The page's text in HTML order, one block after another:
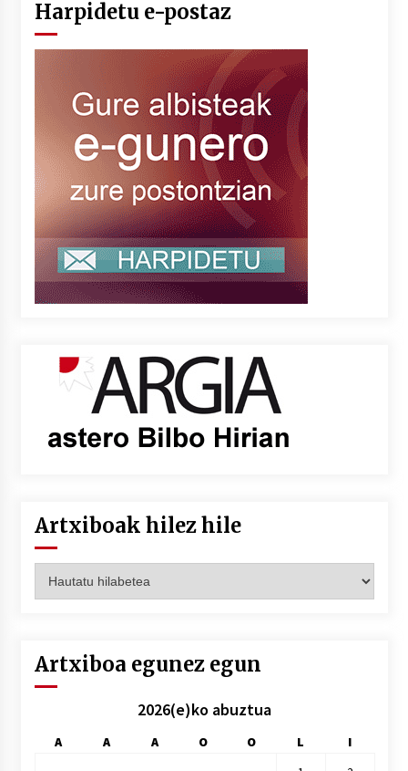
Harpidetu e-postaz
Artxiboak hilez hile
hilez
Artxiboa egunez egun
2026(e)ko abuztua
A A A O O L
I